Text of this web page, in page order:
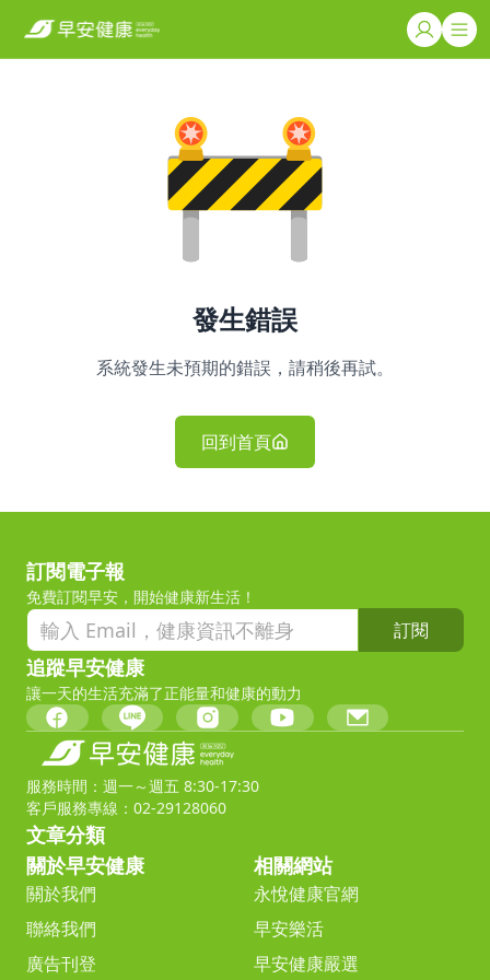
發生錯誤
系統發生未預期的錯誤，請稍後再試。
回到首頁
訂閱電子報
免費訂閱早安，開始健康新生活！
訂閱
追蹤早安健康
讓一天的生活充滿了正能量和健康的動力
服務時間：週一～週五 8:30-17:30
客戶服務專線：02-29128060
文章分類
關於早安健康
關於我們
聯絡我們
廣告刊登
相關網站
永悅健康官網
早安樂活
早安健康嚴選